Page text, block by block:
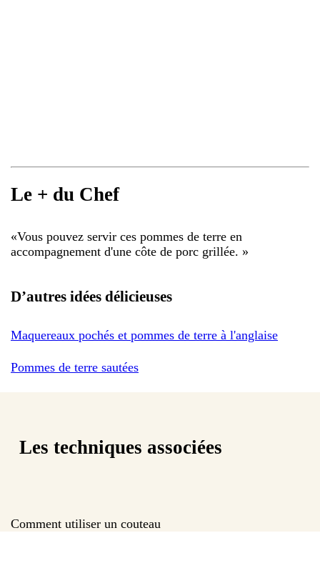
Le + du Chef
«Vous pouvez servir ces pommes de terre en
accompagnement d'une côte de porc grillée. »
D’autres idées délicieuses
Maquereaux pochés et pommes de terre à l'anglaise
Pommes de terre sautées
Les techniques associées
Comment utiliser un couteau